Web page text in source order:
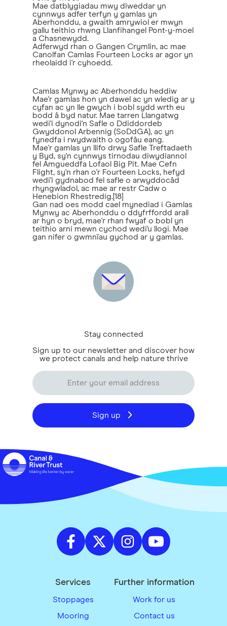
Mae datblygiadau mwy diweddar yn
cynnwys adfer terfyn y gamlas yn
Aberhonddu, a gwaith amrywiol er mwyn
gallu teithio rhwng Llanfihangel Pont-y-moel
a Chasnewydd.
Adferwyd rhan o Gangen Crymlin, ac mae
Canolfan Camlas Fourteen Locks ar agor yn
rheolaidd i'r cyhoedd.
Camlas Mynwy ac Aberhonddu heddiw
Mae'r gamlas hon yn dawel ac yn wledig ar y
cyfan ac yn lle gwych i bobl sydd wrth eu
bodd â byd natur. Mae tarren Llangatwg
wedi'i dynodi'n Safle o Ddiddordeb
Gwyddonol Arbennig (SoDdGA), ac yn
fynedfa i rwydwaith o ogofâu eang.
Mae'r gamlas yn llifo drwy Safle Treftadaeth
y Byd, sy'n cynnwys tirnodau diwydiannol
fel Amgueddfa Lofaol Big Pit. Mae Cefn
Flight, sy'n rhan o'r Fourteen Locks, hefyd
wedi'i gydnabod fel safle o arwyddocâd
rhyngwladol, ac mae ar restr Cadw o
Henebion Rhestredig.[18]
Gan nad oes modd cael mynediad i Gamlas
Mynwy ac Aberhonddu o ddyfrffordd arall
ar hyn o bryd, mae'r rhan fwyaf o bobl yn
teithio arni mewn cychod wedi'u llogi. Mae
gan nifer o gwmnïau gychod ar y gamlas.
Stay connected
Sign up to our newsletter and discover how
we protect canals and help nature thrive
Sign up
Services
Stoppages
Mooring
Further information
Work for us
Contact us